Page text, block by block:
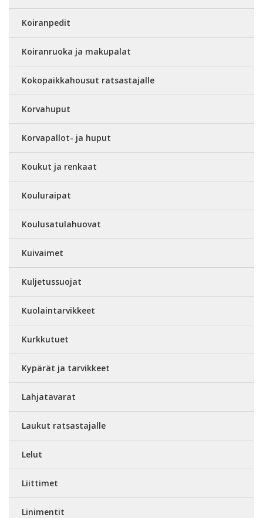
Koiranpedit
Koiranruoka ja makupalat
Kokopaikkahousut ratsastajalle
Korvahuput
Korvapallot- ja huput
Koukut ja renkaat
Kouluraipat
Koulusatulahuovat
Kuivaimet
Kuljetussuojat
Kuolaintarvikkeet
Kurkkutuet
Kypärät ja tarvikkeet
Lahjatavarat
Laukut ratsastajalle
Lelut
Liittimet
Linimentit